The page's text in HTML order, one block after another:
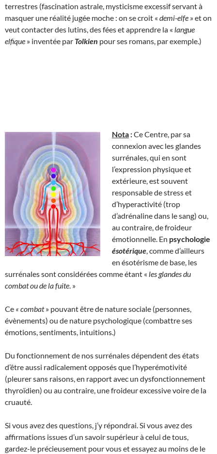
terrestres (fascination astrale, mysticisme excessif servant à
masquer une réalité jugée moche : on se croit « demi-elfe » et on
veut contacter des lutins, des fées et apprendre la « langue
elfique » inventée par Tolkien pour ses romans, par exemple.)
Nota :Ce Centre, par sa
connexion avec les glandes
surrénales, qui en sont
l’expression physique et
extérieure, est souvent
responsable de stress et
d’hyperactivité (trop
d’adrénaline dans le sang) ou,
au contraire, de froideur
émotionnelle. En psychologie
ésotérique, comme d’ailleurs
en ésotérisme de base, les
surrénales sont considérées comme étant « les glandes du
combat ou de la fuite. »
Ce « combat» pouvant être de nature sociale (personnes,
évènements) ou de nature psychologique (combattre ses
émotions, sentiments, intuitions.)
Du fonctionnement de nos surrénales dépendent des états
d’être aussi radicalement opposés que l’hyperémotivité
(pleurer sans raisons, en rapport avec un dysfonctionnement
thyroïdien) ou au contraire, une froideur excessive voire de la
cruauté.
Si vous avez des questions, j’y répondrai. Si vous avez des
affirmations issues d’un savoir supérieur à celui de tous,
gardez-le précieusement pour vous et essayez au moins de le